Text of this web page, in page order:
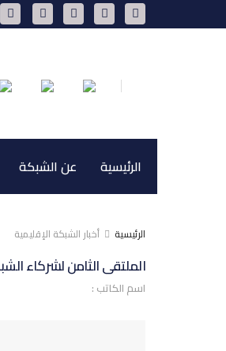
الرئيسية عن الشبكة
الرئيسية أخبار الشبكة الإقليمية
الملتقى الثامن لشركاء
اسم الكاتب :